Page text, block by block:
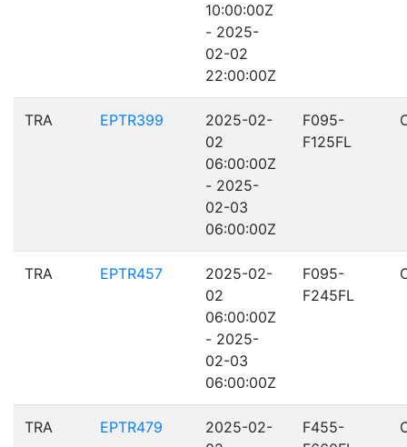
10:00:00Z
- 2025-
02-02
22:00:00Z
TRA EPTR399
2025-02-
02
06:00:00Z
- 2025-
02-03
06:00:00Z
F095-
F125FL
TRA EPTR457
2025-02-
02
06:00:00Z
- 2025-
02-03
06:00:00Z
F095-
F245FL
TRA EPTR479
2025-02-
F455-